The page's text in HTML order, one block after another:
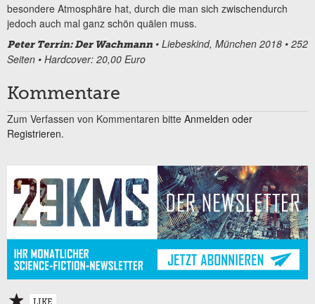
besondere Atmosphäre hat, durch die man sich zwischendurch
jedoch auch mal ganz schön quälen muss.
Peter Terrin: Der Wachmann • Liebeskind, München 2018 • 252
Seiten • Hardcover: 20,00 Euro
Kommentare
Zum Verfassen von Kommentaren bitte Anmelden oder
Registrieren.